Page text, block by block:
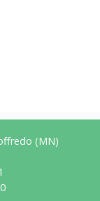
(MN)